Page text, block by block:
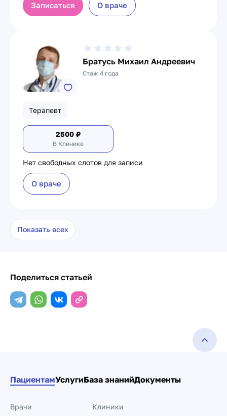
Записаться О враче
Братусь Михаил Андреевич
Стаж 4 года
Терапевт
2500 ₽
В Клинике
Нет свободных слотов для записи
О враче
Показать всех
Поделиться статьей
ПациентамУслугиБаза знанийДокументы
Врачи Клиники